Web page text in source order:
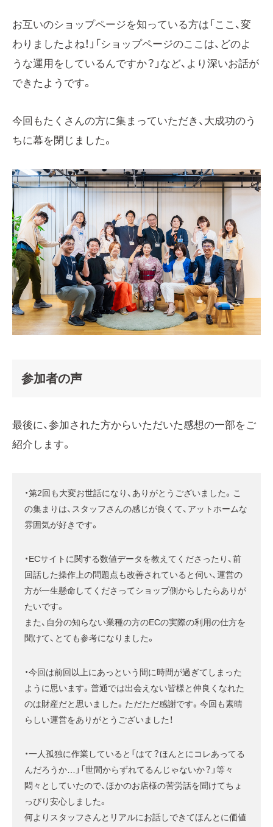
お互いのショップページを知っている方は「ここ、変
わりましたよね！」「ショップページのここは、どのよ
うな運用をしているんですか？」など、より深いお話が
できたようです。
今回もたくさんの方に集まっていただき、大成功のう
ちに幕を閉じました。
参加者の声
最後に、参加された方からいただいた感想の一部をご
紹介します。
・第2回も大変お世話になり、ありがとうございました。こ
の集まりは、スタッフさんの感じが良くて、アットホームな
雰囲気が好きです。
・ECサイトに関する数値データを教えてくださったり、前
回話した操作上の問題点も改善されていると伺い、運営の
方が一生懸命してくださってショップ側からしたらありが
たいです。
また、自分の知らない業種の方のECの実際の利用の仕方を
聞けて、とても参考になりました。
・今回は前回以上にあっという間に時間が過ぎてしまった
ように思います。普通では出会えない皆様と仲良くなれた
のは財産だと思いました。ただただ感謝です。今回も素晴
らしい運営をありがとうございました！
・一人孤独に作業していると「はて？ほんとにコレあってる
んだろうか…」「世間からずれてるんじゃないか？」等々
悶々としていたので、ほかのお店様の苦労話を聞けてちょ
っぴり安心しました。
何よりスタッフさんとリアルにお話しできてほんとに価値